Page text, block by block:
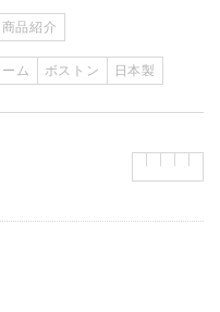
商品紹介
ム ボストン 日本製